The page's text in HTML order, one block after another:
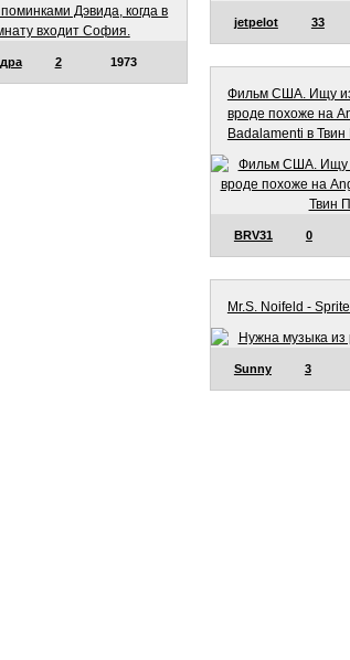
2 1973
jetpelot 33
Фильм США. Ищу
вроде похоже на
Badalamenti в Твин
BRV31 0
Mr.S. Noifeld -
Sunny 3